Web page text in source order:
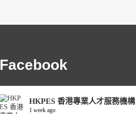
Facebook
HKPES 香港專業人才服務機構
1 week ago